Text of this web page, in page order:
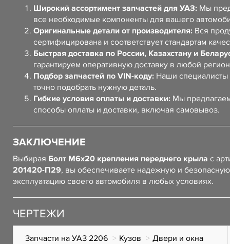
Широкий ассортимент запчастей для УАЗ: Мы
все необходимые компоненты для вашего
Оригинальные детали от производителя: Вся
сертифицирована и соответствует стандартам
Быстрая доставка по России, Казахстану и
гарантируем оперативную доставку в любой
Подбор запчастей по VIN-коду: Наши специалисты
точно подобрать нужную деталь.
Гибкие условия оплаты и доставки: Мы
способы оплаты и доставки, включая самовывоз.
ЗАКЛЮЧЕНИЕ
Выбирая Болт М6х20 крепления переднего крыла с
201420-П29, вы обеспечиваете надежную и безопасную
эксплуатацию своего автомобиля в любых условиях.
ЧЕРТЕЖИ
Запчасти на УАЗ 2206 Кузов
Двери и окна